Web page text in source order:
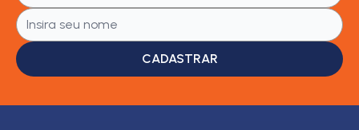
CADASTRAR